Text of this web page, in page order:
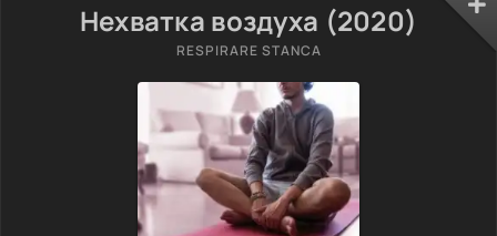
Нехватка воздуха (2020)
RESPIRARE STANCA